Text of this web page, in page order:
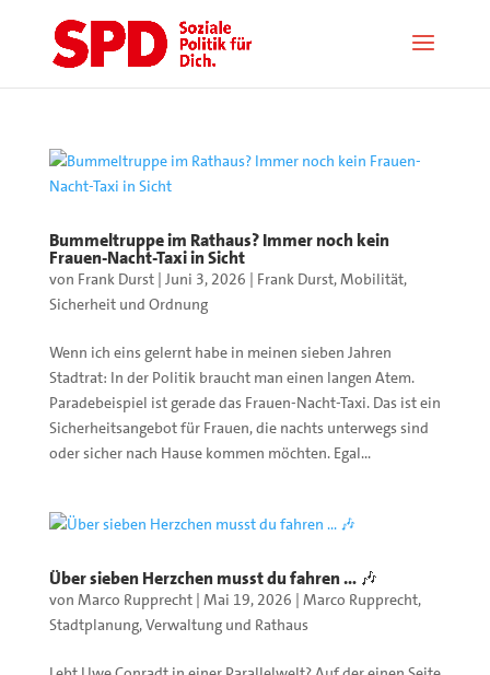
Bummeltruppe im Rathaus? Immer noch kein
Frauen-Nacht-Taxi in Sicht
von Frank Durst| Juni 3, 2026 | Frank Durst,Mobilität,
Sicherheit und Ordnung
Wenn ich eins gelernt habe in meinen sieben Jahren
Stadtrat: In der Politik braucht man einen langen Atem.
Paradebeispiel ist gerade das Frauen-Nacht-Taxi. Das ist ein
Sicherheitsangebot für Frauen, die nachts unterwegs sind
oder sicher nach Hause kommen möchten. Egal...
Über sieben Herzchen musst du fahren … 🎶
von Marco Rupprecht| Mai 19, 2026 | Marco Rupprecht,
Stadtplanung,Verwaltung und Rathaus